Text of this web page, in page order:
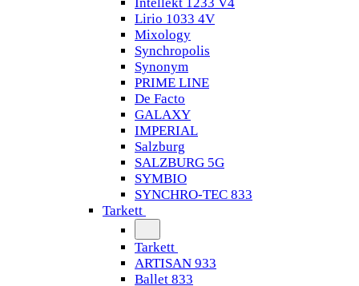
Lirio 1033 4V
Mixology
Synchropolis
Synonym
PRIME LINE
De Facto
GALAXY
IMPERIAL
Salzburg
SALZBURG 5G
SYMBIO
SYNCHRO-TEC 833
Tarkett
Tarkett
ARTISAN 933
Ballet 833